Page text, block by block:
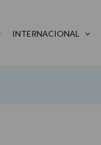
INTERNACIONAL